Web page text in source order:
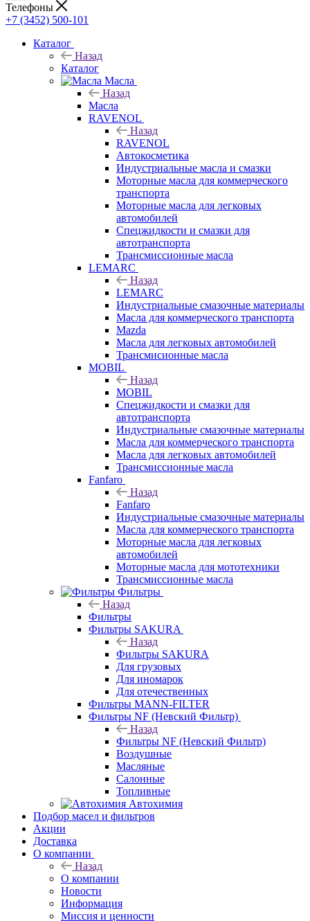
Телефоны
+7 (3452) 500-101
Каталог
Назад
Каталог
Масла
Назад
Масла
RAVENOL
Назад
RAVENOL
Автокосметика
Индустриальные масла и смазки
Моторные масла для коммерческого
транспорта
Моторные масла для легковых
автомобилей
Спецжидкости и смазки для
автотранспорта
Трансмиссионные масла
LEMARC
Назад
LEMARC
Индустриальные смазочные материалы
Масла для коммерческого транспорта
Mazda
Масла для легковых автомобилей
Трансмисионные масла
MOBIL
Назад
MOBIL
Cпецжидкости и смазки для
автотранспорта
Индустриальные смазочные материалы
Масла для коммерческого транспорта
Масла для легковых автомобилей
Трансмиссионные масла
Fanfaro
Назад
Fanfaro
Индустриальные смазочные материалы
Масла для коммерческого транспорта
Моторные масла для легковых
автомобилей
Моторные масла для мототехники
Трансмиссионные масла
Фильтры
Назад
Фильтры
Фильтры SAKURA
Назад
Фильтры SAKURA
Для грузовых
Для иномарок
Для отечественных
Фильтры MANN-FILTER
Фильтры NF (Невский Фильтр)
Назад
Фильтры NF (Невский Фильтр)
Воздушные
Масляные
Салонные
Топливные
Автохимия
Подбор масел и фильтров
Акции
Доставка
О компании
Назад
О компании
Новости
Информация
Миссия и ценности